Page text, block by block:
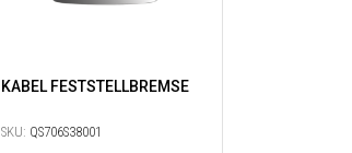
KABEL FESTSTELLBREMSE
SKU: QS706S38001